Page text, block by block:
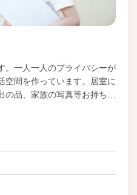
。一人一人のプライバシーが
空間を作っています。居室に
の品、家族の写真等お持ち